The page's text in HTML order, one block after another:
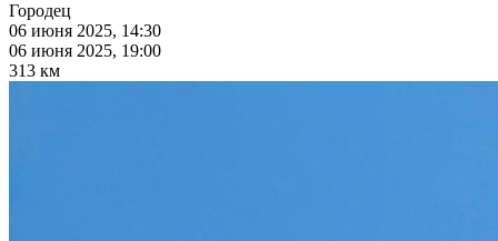
Городец
06 июня 2025, 14:30
06 июня 2025, 19:00
313 км